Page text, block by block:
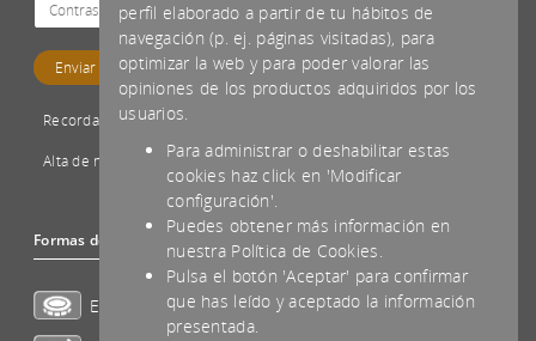
Recordar password
Alta de nuevo cliente
Formas de pago aceptadas
Efectivo
perfil elaborado a partir de tu hábitos de
navegación (p. ej. páginas visitadas), para
optimizar la web y para poder valorar las
opiniones de los productos adquiridos por los
usuarios.
Para administrar o deshabilitar estas
cookies haz click en 'Modificar
configuración'.
Puedes obtener más información en
nuestra Política de Cookies.
Pulsa el botón 'Aceptar' para confirmar
que has leído y aceptado la información
presentada.